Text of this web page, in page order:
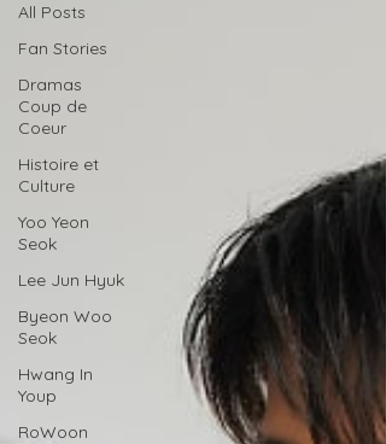
All Posts
Fan Stories
Dramas
Coup de
Coeur
Histoire et
Culture
Yoo Yeon
Seok
Lee Jun Hyuk
Byeon Woo
Seok
Hwang In
Youp
RoWoon